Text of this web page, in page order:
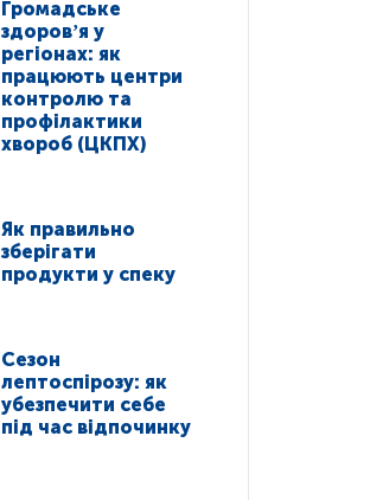
Громадське
здоровʼя у
регіонах: як
працюють центри
контролю та
профілактики
хвороб (ЦКПХ)
Як правильно
зберігати
продукти у спеку
Сезон
лептоспірозу: як
убезпечити себе
під час відпочинку